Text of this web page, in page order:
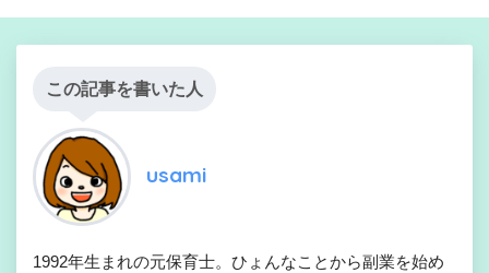
この記事を書いた人
usami
1992年生まれの元保育士。ひょんなことから副業を始め